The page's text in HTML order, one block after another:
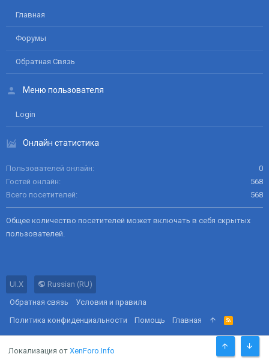
Главная
Форумы
Обратная Связь
Меню пользователя
Login
Онлайн статистика
Пользователей онлайн
0
Гостей онлайн
568
Всего посетителей
568
Общее количество посетителей может включать в себя скрытых
пользователей.
UI.X
Russian (RU)
Обратная связь
Условия и правила
Политика конфиденциальности
Помощь Главная
R
S
S
Локализация от XenForo.Info СВЕРХУ